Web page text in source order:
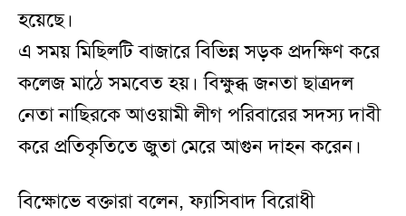
হয়েছে।
এ সময় মিছিলটি বাজারে বিভিন্ন সড়ক প্রদক্ষিণ করে
কলেজ মাঠে সমবেত হয়। বিক্ষুব্ধ জনতা ছাত্রদল
নেতা নাছিরকে আওয়ামী লীগ পরিবারের সদস্য দাবী
করে প্রতিকৃতিতে জুতা মেরে আগুন দাহন করেন।
বিক্ষোভে বক্তারা বলেন, ফ্যাসিবাদ বিরোধী